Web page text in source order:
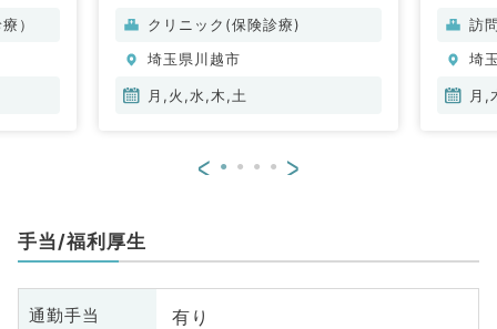
児科、
科、消
器外
）
クリニック(保険診療)
埼玉県川越市
月,火,水,木,土
科
訪
埼
月,
< >
手当/福利厚生
通勤手当 有り